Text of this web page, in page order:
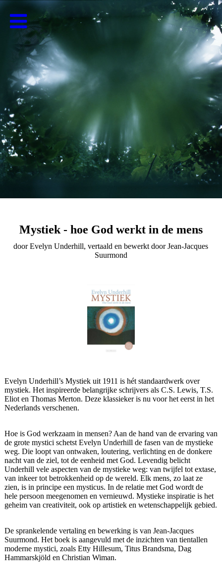
Mystiek - hoe God werkt in de mens
door Evelyn Underhill, vertaald en bewerkt door Jean-Jacques
Suurmond
Evelyn Underhill’s Mystiek uit 1911 is hét standaardwerk over
mystiek. Het inspireerde belangrijke schrijvers als C.S. Lewis, T.S.
Eliot en Thomas Merton. Deze klassieker is nu voor het eerst in het
Nederlands verschenen.
Hoe is God werkzaam in mensen? Aan de hand van de ervaring van
de grote mystici schetst Evelyn Underhill de fasen van de mystieke
weg. Die loopt van ontwaken, loutering, verlichting en de donkere
nacht van de ziel, tot de eenheid met God. Levendig belicht
Underhill vele aspecten van de mystieke weg: van twijfel tot extase,
van inkeer tot betrokkenheid op de wereld. Elk mens, zo laat ze
zien, is in principe een mysticus. In de relatie met God wordt de
hele persoon meegenomen en vernieuwd. Mystieke inspiratie is het
geheim van creativiteit, ook op artistiek en wetenschappelijk gebied.
De sprankelende vertaling en bewerking is van Jean-Jacques
Suurmond. Het boek is aangevuld met de inzichten van tientallen
moderne mystici, zoals Etty Hillesum, Titus Brandsma, Dag
Hammarskjöld en Christian Wiman.